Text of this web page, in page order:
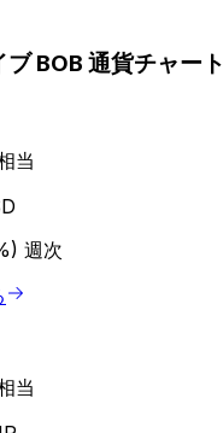
BOB 通貨チャート
当
週次
当